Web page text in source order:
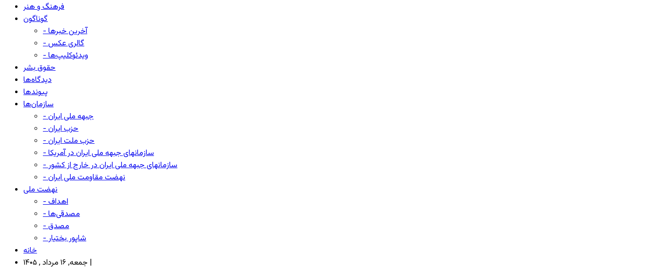
فرهنگ و هنر
گوناگون
- آخرین خبرها
- گالری عکس
- ویدئوکلیپ‌ها
حقوق بشر
دیدگاه‌ها
پیوندها
سازمان‌ها
- جبهه ملی ایران
- حزب ایران
- حزب ملت ایران
- سازمانهای جبهه ملی ایران در آمریکا
- سازمانهای جبهه ملی ایران در خارج از کشور
- نهضت مقاومت ملی ایران
نهضت ملی
- اهداف
- مصدقی‌ها
- مصدق
- شاپور بختیار
خانه
جمعه, ۱۶ مرداد , ۱۴۰۵ |